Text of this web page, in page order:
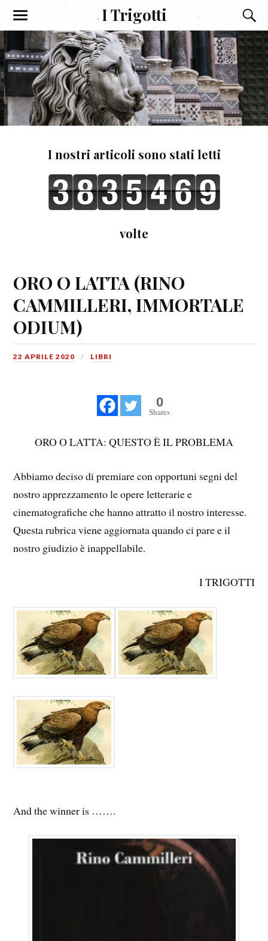
I Trigotti
I nostri articoli sono stati letti
volte
ORO O LATTA (RINO
CAMMILLERI, IMMORTALE
ODIUM)
22 APRILE 2020 LIBRI
0
Shares
ORO O LATTA: QUESTO È IL PROBLEMA
Abbiamo deciso di premiare con opportuni segni del
nostro apprezzamento le opere letterarie e
cinematografiche che hanno attratto il nostro interesse.
Questa rubrica viene aggiornata quando ci pare e il
nostro giudizio è inappellabile.
I TRIGOTTI
And the winner is …….